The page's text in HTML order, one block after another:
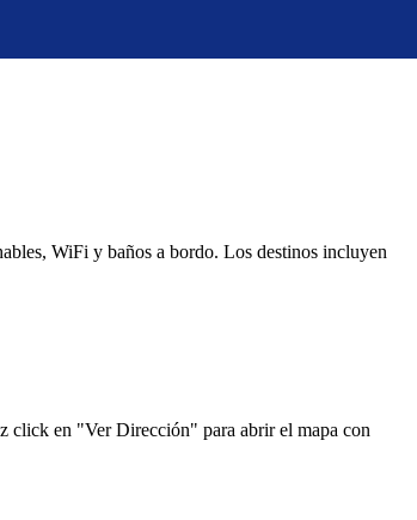
WiFi y baños a bordo. Los destinos incluyen
click en "Ver Dirección" para abrir el mapa con